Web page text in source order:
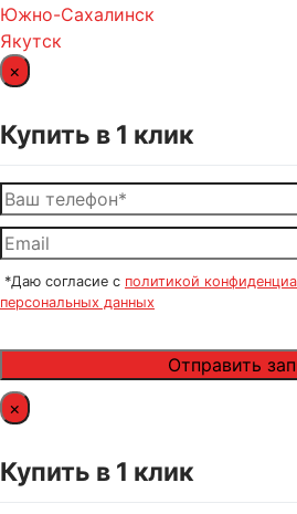
Южно-Сахалинск
Якутск
×
Купить в 1 клик
*Даю согласие с политикой
персональных данных
×
Купить в 1 клик